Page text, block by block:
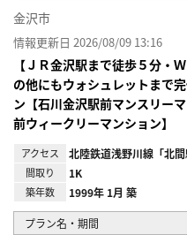
金沢市
情報更新日 2026/08/09 13:16
【ＪＲ金沢駅まで徒歩５分・
の他にもウォシュレットまで
ン【石川金沢駅前マンスリー
前ウィークリーマンション】
アクセス 北陸鉄道浅野川線「北間
間取り 1K
築年数
1999年 1月 築
プラン名・期間